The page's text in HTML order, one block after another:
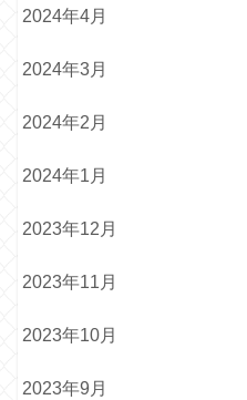
2024年4月
2024年3月
2024年2月
2024年1月
2023年12月
2023年11月
2023年10月
2023年9月